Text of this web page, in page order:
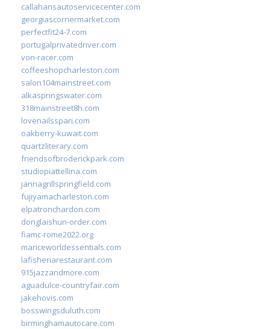
callahansautoservicecenter.com
georgiascornermarket.com
perfectfit24-7.com
portugalprivatedriver.com
von-racer.com
coffeeshopcharleston.com
salon104mainstreet.com
alkaspringswater.com
318mainstreet8h.com
lovenailsspari.com
oakberry-kuwait.com
quartzliterary.com
friendsofbroderickpark.com
studiopiattellina.com
jannagrillspringfield.com
fujiyamacharleston.com
elpatronchardon.com
donglaishun-order.com
fiamc-rome2022.org
mariceworldessentials.com
lafisheriarestaurant.com
915jazzandmore.com
aguadulce-countryfair.com
jakehovis.com
bosswingsduluth.com
birminghamautocare.com